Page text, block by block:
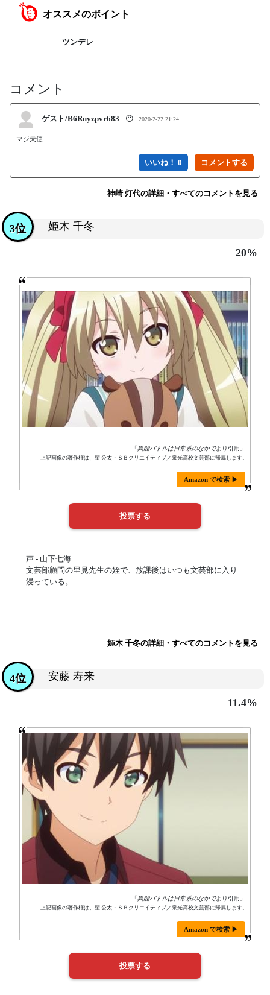
オススメのポイント
ツンデレ
コメント
ゲスト/B6Ruyzpvr683 😶 2020-2-22 21:24
マジ天使
いいね！ 0
神崎 灯代の詳細・すべてのコメントを見る
姫木 千冬
3位
20%
「異能バトルは日常系のなかでより引用」
上記画像の著作権は、望 公太・ＳＢクリエイティブ／泉光高校文芸部に帰属します。
Amazon で検索 ▶
声 - 山下七海
文芸部顧問の里見先生の姪で、放課後はいつも文芸部に入り
浸っている。
姫木 千冬の詳細・すべてのコメントを見る
安藤 寿来
4位
11.4%
「異能バトルは日常系のなかでより引用」
上記画像の著作権は、望 公太・ＳＢクリエイティブ／泉光高校文芸部に帰属します。
Amazon で検索 ▶